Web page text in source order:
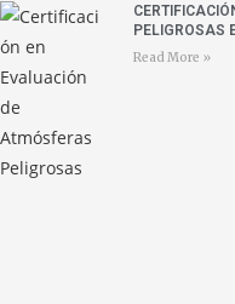
PELIGROSAS
Read More »